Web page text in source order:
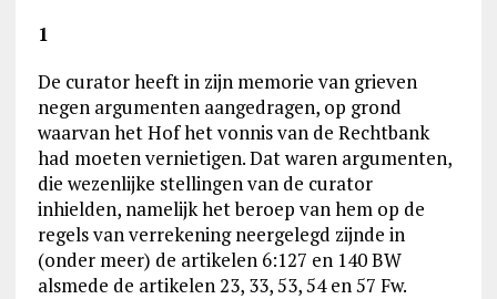
1
De curator heeft in zijn memorie van grieven
negen argumenten aangedragen, op grond
waarvan het Hof het vonnis van de Rechtbank
had moeten vernietigen. Dat waren argumenten,
die wezenlijke stellingen van de curator
inhielden, namelijk het beroep van hem op de
regels van verrekening neergelegd zijnde in
(onder meer) de artikelen 6:127 en 140 BW
alsmede de artikelen 23, 33, 53, 54 en 57 Fw.